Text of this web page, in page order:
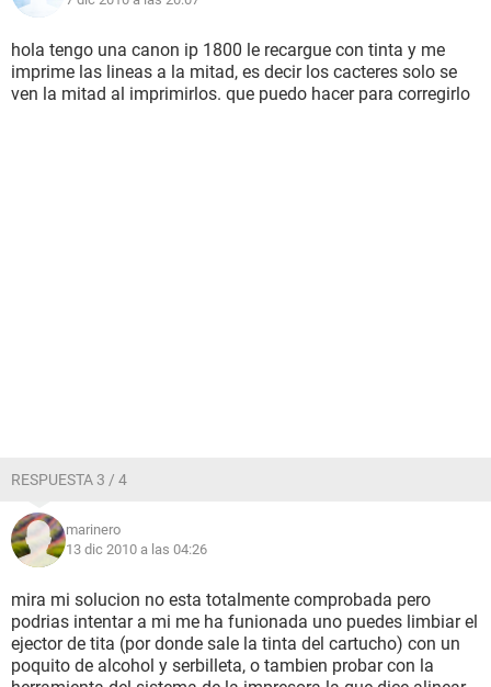
hola tengo una canon ip 1800 le recargue con tinta y me
imprime las lineas a la mitad, es decir los cacteres solo se
ven la mitad al imprimirlos. que puedo hacer para corregirlo
RESPUESTA 3 / 4
marinero
13 dic 2010 a las 04:26
mira mi solucion no esta totalmente comprobada pero
podrias intentar a mi me ha funionada uno puedes limbiar el
ejector de tita (por donde sale la tinta del cartucho) con un
poquito de alcohol y serbilleta, o tambien probar con la